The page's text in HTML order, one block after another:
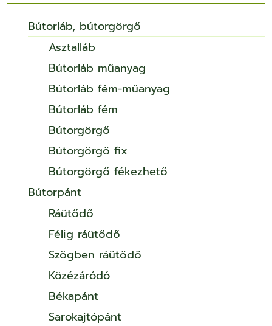
Bútorláb, bútorgörgő
Asztalláb
Bútorláb műanyag
Bútorláb fém-műanyag
Bútorláb fém
Bútorgörgő
Bútorgörgő fix
Bútorgörgő fékezhető
Bútorpánt
Ráütődő
Félig ráütődő
Szögben ráütődő
Közézáródó
Békapánt
Sarokajtópánt